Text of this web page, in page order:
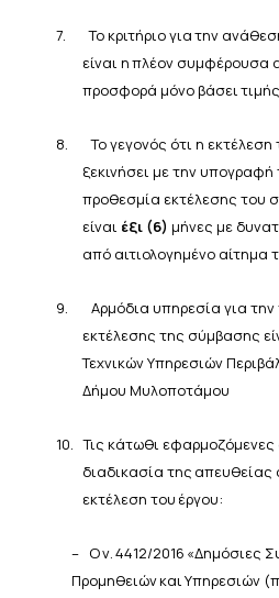
7. Το κριτήριογιατην
είναι ηπλέον συμφέρουσα
προσφορά μόνοβάσει
8.
Το γεγονός ότι η
ξεκινήσει με την
προθεσμία εκτέλεσης του
είναι έξι (6) μήνες με
από αιτιολογημένο αίτημα
9.
Αρμόδια υπηρεσία για
εκτέλεσης της σύμβασης
ΤεχνικώνΥπηρεσιών
Δήμου Μυλοποτάμου
10. Τις κάτωθι εφαρμοζόμενες
διαδικασία της απευθείας
εκτέλεση του έργου:
– Ον.4412/2016 «Δημόσιες
ΠρομηθειώνκαιΥπηρεσιών